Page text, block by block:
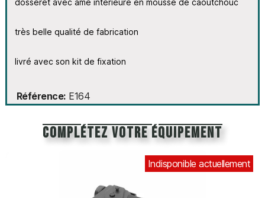
dosseret avec âme intérieure en mousse de caoutchouc
très belle qualité de fabrication
livré avec son kit de fixation
Référence E164
Complétez votre équipement
Indisponible actuellement